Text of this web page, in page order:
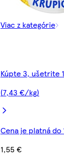
Viac z kategórie
Kúpte 3, ušetrite
(7,43 €/kg)
Cena je platná do
1,55 €